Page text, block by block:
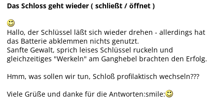
Das Schloss geht wieder ( schließt / öffnet )
Hallo, der Schlüssel läßt sich wieder drehen - allerdings hat
das Batterie abklemmen nichts genutzt.
Sanfte Gewalt, sprich leises Schlüssel ruckeln und
gleichzeitiges "Werkeln" am Ganghebel brachten den Erfolg.
Hmm, was sollen wir tun, Schloß profilaktisch wechseln???
Viele Grüße und danke für die Antworten:smile: